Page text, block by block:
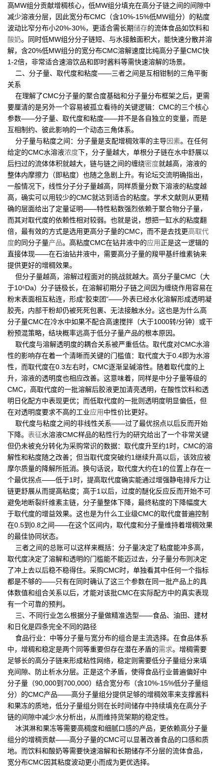
高MW组分贡献增稠核心，低MW组分填充在高分子链之间的间隙中
减少溶液分层，因此宽分布CMC（含10%-15%低MW组分）的粘度
波动比窄分布小20%-30%，更适合需长期储存的流体食品如饮料和
酸奶。同时低MW组分分子链短、与水接触面积大，能快速分散并溶
解，含20%低MW组分的宽分布CMC溶解速度比纯高分子量CMC快
1-2倍，非常适合速溶饮品和即时酱料等需快速溶解的场景。
二、分子量、取代度和粘度——三者之间是互相钳制的三角平衡
关系
在理解了CMC分子量的聚合度基础和分子量分布框架之后，更需
要厘清的是另外一个容易被孤立看待的关键逻辑：CMC的三个核心
参数——分子量、取代度和粘度——并不是各自独立的变量，而是
互相制约、彼此影响的一个动态三角体系。
分子量与粘度之间：分子量是支配增稠效率的主导因素。在任何
给定的CMC水溶液浓度下，分子量越大，单根分子链在水中舒展以
后扫过的流体体积就越大，链与链之间的缠绕密度就越高，溶液的
整体内摩擦力（即粘度）也随之急剧上升。有论坛交流明确指出，
一般情况下，线性分子分子量越高，同样质量分数下溶液的粘度越
高，确实可以用较少的CMC就达到适合的粘度。学术文献则从更精
确的层面给出了定量证明——特性粘数强烈依赖于聚合物分子量，
而其对取代度的依赖性相对较弱。也就是说，想把一缸水的粘度翻
倍，最有效的方式是选用更高分子量的CMC，而不是去找更高取代
度的同分子量产品。高粘度CMC在钻井液中的应用正是这一逻辑的
直接体现——在石油钻井液中，需要高分子量的羧甲基纤维素钠来
提供更好的增稠效果。
但分子量越高，溶解过程面对的挑战就越大。高分子量CMC（大
于10⁶Da）分子链极长，在溶解初期分子链之间因为缠绕作用容易在
粉末表面相互粘连，形成“胶束团”——外表已经水化溶解形成透明凝
胶壳，内部干粉却仍被死死包裹、无法接触水分。这也是为什么高
分子量CMC在冷水中如果不配合高速搅拌（大于1000转/分钟）或干
粉预混策略，结块概率远高于低分子量产品的根本原因。
取代度与溶解透明度的耦合关系被严重低估。取代度对CMC水溶
性的影响存在着一个清晰而关键的门槛值：取代度大于0.4即为水溶
性，而取代度在0.3左右时，CMC逐渐呈碱溶性。随着取代度的上
升，溶液的透明度也相应改善。这意味着，同样是中分子量等级的
CMC，高取代度的一批溶解后胶液更加清亮透明，在酸性饮料和透
明日化配方中表现更优；而低取代度的一批则透明度明显偏低，但
在对透明度要求不高的工业应用中性价比更好。
取代度与粘度之间的非线性关系——过了最优拐点以后反而开始
下降。 表征水溶液CMC样品的粘性行为的研究给出了一个非常关键
但仍未被充分转化为采购常识的数据：取代度升至约1时，CMC的溶
解性和粘度随之改善；但当取代度突破约1继续升高以后，该效应被
摩尔质量的降解所抵消。换句话说，取代度大约在1的位置上存在一
个最优拐点——低于1时，提高取代度确实能通过增强静电排斥力让
链更舒展从而提高粘度；高于1以后，过度的醚化反应反而开始不可
避免地断裂纤维素主链，分子量整体下降，最终粘度的下降幅度大
于取代度的增益效果。这也是为什么工业级CMC的取代度普遍控制
在0.5到0.8之间——在这个区间内，取代度和分子量维持着增稠效果
的最佳协同状态。
三者之间的总账可以这样来概括：分子量决定了粘度能冲多高，
取代度决定了溶解和透明的门槛能不能迈过去，分子量分布则决定
了冲上去以后稳不稳得住。采购CMC时，单独看其中任何一个指标
都是不够的——只有在同时确认了这三个参数在同一批产品上的具
体数值和组合关系以后，才能对该批CMC在实际配方中的真实表现
有一个可靠的预判。
三、不同行业怎么根据分子量做精准选型——食品、油田、建材
和日化是四条完全不同的路径
食品行业：中等分子量与宽分布的组合是主流选择。在食品体系
中，增稠和稳定是两个同等重要但存在潜在矛盾的需求。增稠需要
足够长的高分子链来形成粘性网络，稳定则需要低分子量组分来填
充间隙、防止析水分层。正是这个矛盾，使得食品行业普遍偏好中
分子量（90,000到700,000）结合宽分布（含10%-15%低分子量组
分）的CMC产品——高分子量组分提供足够的增稠效率来支撑酱料
和果冻的质地，低分子量组分则在长时间储存中持续填充在高分子
链的间隙中减少水分析出，从而维持货架期的稳定性。
冰淇淋和果冻等需要高稠度和细腻口感的产品，更依赖高分子量
组分的增稠贡献——高分子量的CMC可以显著改善食品的口感和质
地。而饮料和酸奶等需要快速溶解和长期储存不分层的流体食品，
宽分布CMC因其粘度波动更小而成为更优选择。